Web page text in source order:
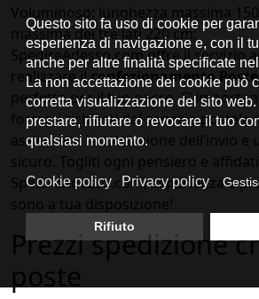
Voluminoso: lunghezza massima
massima dei tre lati 220 cm;
SpedireAdesso.com offre il servizio
realizzare ilconfezionamento
perfetto per il tuo pacco. E’
formati richiesti dal servizio postale
assicurarti l’accettazione dell’invio
sicuro. Togliti ogni pensiero e
SpedireAdesso.com, esperienza e
sono a tua disposizione!
Prezzi spedizione
poste